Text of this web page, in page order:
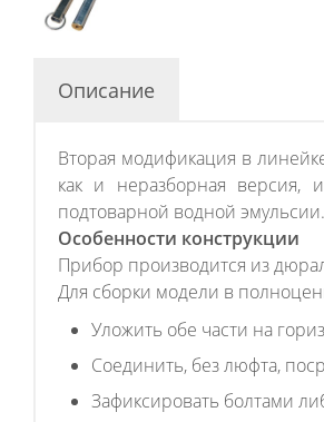
Описание
Вторая модификация в
как и неразборная версия,
подтоварной водной эмульсии.
Особенности конструкции
Прибор производится из
Для сборки модели в
Уложить обе части на
Соединить, без люфта,
Зафиксировать болтами